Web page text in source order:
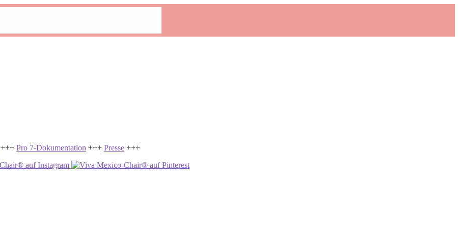
+++ Pro 7-Dokumentation +++ Presse +++